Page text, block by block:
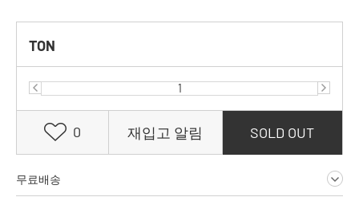
TON
0 재입고 알림 SOLD OUT
무료배송